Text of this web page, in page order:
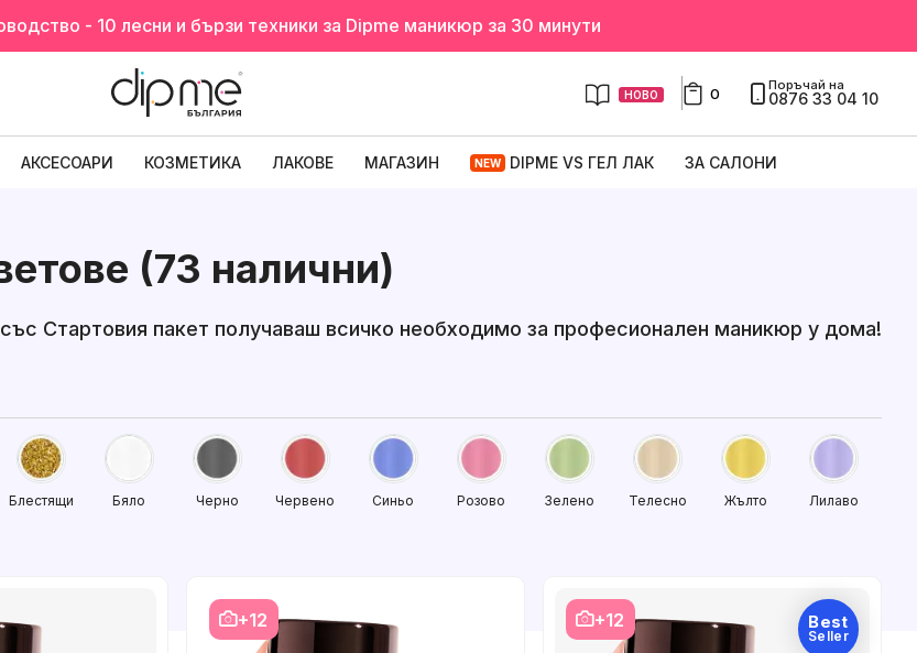
- 10 лесни и бързи техники за Dipme маникюр за 30 минути
НОВО 0 Поръчай на
0876 33 04 10
АКСЕСОАРИ КОЗМЕТИКА ЛАКОВЕ МАГАЗИН NEW DIPME VS ГЕЛ ЛАК ЗА САЛОНИ
(73 налични)
Стартовия пакет получаваш всичко необходимо за професионален маникюр у дома!
Блестящи Бяло Черно Червено Синьо Розово Зелено Телесно Жълто Лилаво
+12 +12 Best
Seller